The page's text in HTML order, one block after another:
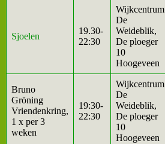
Sjoelen
19.30-
22:30
Wijkcentrum
De
Weideblik,
De ploeger
10
Hoogeveen
Bruno
Gröning
Vriendenkring,
1 x per 3
weken
19:30-
22:30
Wijkcentrum
De
Weideblik,
De ploeger
10
Hoogeveen